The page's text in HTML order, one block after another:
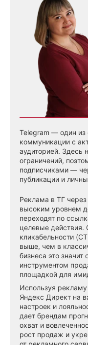
Telegram — один
коммуникации с
аудиторией. Здесь
ограничений,
подписчиками —
публикации и
Реклама в ТГ
высоким уровнем
переходят по
целевые действия.
кликабельности
выше, чем в
бизнеса это
инструментом
площадкой для
Используя
Яндекс Директ на
настроек и
дает брендам
охват и
рост продаж и